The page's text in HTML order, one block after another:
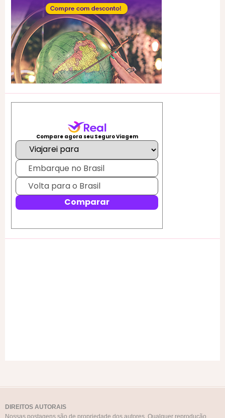
DIREITOS AUTORAIS
Nossas postagens são de propriedade dos autores. Qualquer reprodução,